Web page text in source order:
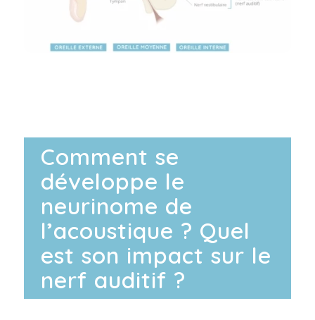
Comment se
développe le
neurinome de
l’acoustique ? Quel
est son impact sur le
nerf auditif ?